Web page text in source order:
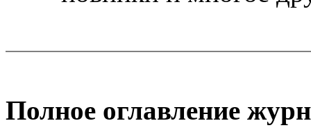
Полное оглавление